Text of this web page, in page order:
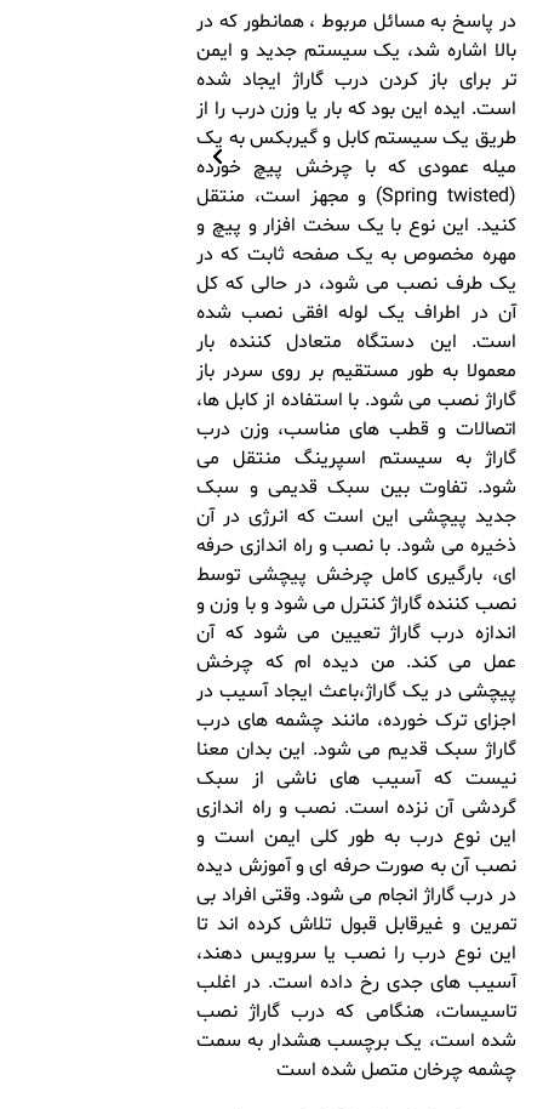
در پاسخ به مسائل مربوط ، همانطور که در
بالا اشاره شد، یک سیستم جدید و ایمن
تر برای باز کردن درب گاراژ ایجاد شده
است. ایده این بود که بار یا وزن درب را از
طریق یک سیستم کابل و گیربکس به یک
میله عمودی که با چرخش پیچ خورده
(Spring twisted) و مجهز است، منتقل
کنید. این نوع با یک سخت افزار و پیچ و
مهره مخصوص به یک صفحه ثابت که در
یک طرف نصب می شود، در حالی که کل
آن در اطراف یک لوله افقی نصب شده
است. این دستگاه متعادل کننده بار
معمولا به طور مستقیم بر روی سردر باز
گاراژ نصب می شود. با استفاده از کابل ها،
اتصالات و قطب های مناسب، وزن درب
گاراژ به سیستم اسپرینگ منتقل می
شود. تفاوت بین سبک قدیمی و سبک
جدید پیچشی این است که انرژی در آن
ذخیره می شود. با نصب و راه اندازی حرفه
ای، بارگیری کامل چرخش پیچشی توسط
نصب کننده گاراژ کنترل می شود و با وزن و
اندازه درب گاراژ تعیین می شود که آن
عمل می کند. من دیده ام که چرخش
پیچشی در یک گاراژ،باعث ایجاد آسیب در
اجزای ترک خورده، مانند چشمه های درب
گاراژ سبک قدیم می شود. این بدان معنا
نیست که آسیب های ناشی از سبک
گردشی آن نزده است. نصب و راه اندازی
این نوع درب به طور کلی ایمن است و
نصب آن به صورت حرفه ای و آموزش دیده
در درب گاراژ انجام می شود. وقتی افراد بی
تمرین و غیرقابل قبول تلاش کرده اند تا
این نوع درب را نصب یا سرویس دهند،
آسیب های جدی رخ داده است. در اغلب
تاسیسات، هنگامی که درب گاراژ نصب
شده است، یک برچسب هشدار به سمت
چشمه چرخان متصل شده است